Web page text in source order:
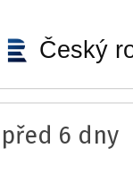
Český
před 6 dny